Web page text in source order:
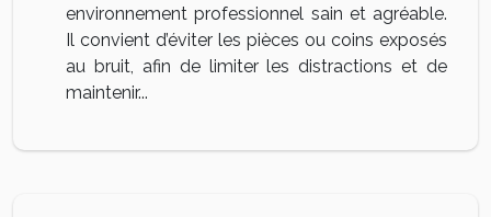
environnement professionnel sain et agréable.
Il convient d’éviter les pièces ou coins exposés
au bruit, afin de limiter les distractions et de
maintenir...